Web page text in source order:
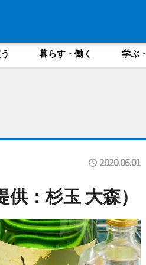
暮らす・働く 学ぶ
2020.06.01
：杉玉 大森）